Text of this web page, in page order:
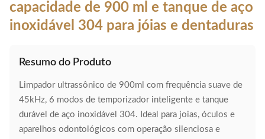
capacidade de 900 ml e tanque de aço
inoxidável 304 para jóias e dentaduras
Resumo do Produto
Limpador ultrassônico de 900ml com frequência suave de
45kHz, 6 modos de temporizador inteligente e tanque
durável de aço inoxidável 304. Ideal para joias, óculos e
aparelhos odontológicos com operação silenciosa e